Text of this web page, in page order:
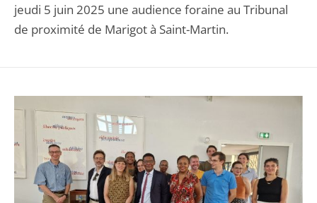
jeudi 5 juin 2025 une audience foraine au Tribunal
de proximité de Marigot à Saint-Martin.